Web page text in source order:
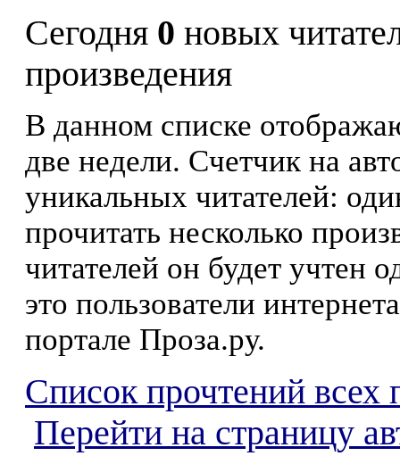
Сегодня 0 новых
произведения
В данном списке
две недели. Счетчик на
уникальных читателей:
прочитать несколько
читателей он будет учтен
это пользователи
портале Проза.ру.
Список прочтений всех
Перейти на страницу